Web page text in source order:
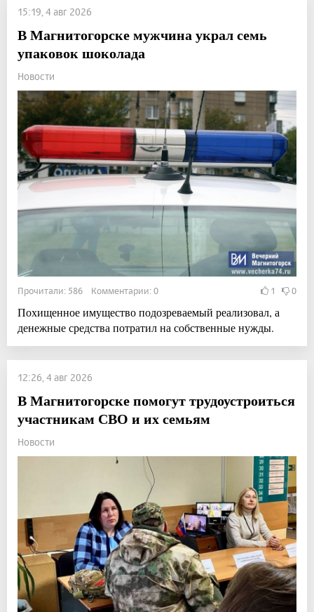
15:19, 4 авг 2026
В Магнитогорске мужчина украл семь
упаковок шоколада
Новости
Прочитали: 586 Комментарии: 0 1 0
Похищенное имущество подозреваемый реализовал, а
денежные средства потратил на собственные нужды.
12:26, 4 авг 2026
В Магнитогорске помогут трудоустроиться
участникам СВО и их семьям
Новости